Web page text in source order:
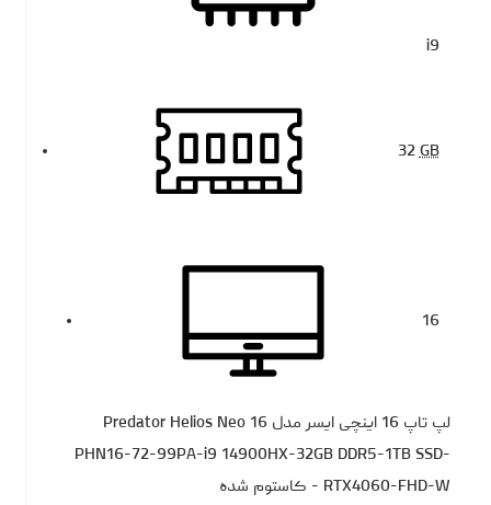
i9
32GB
16
لپ تاپ 16 اینچی ایسر مدل Predator Helios Neo 16
PHN16-72-99PA-i9 14900HX-32GB DDR5-1TB SSD-
RTX4060-FHD-W - کاستوم شده